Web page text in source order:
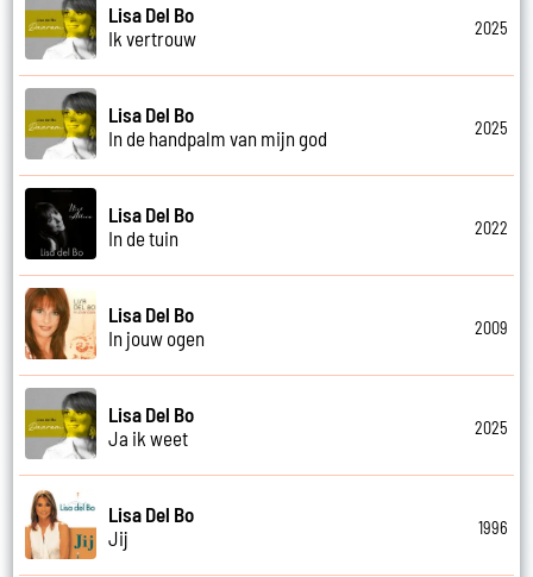
Lisa Del Bo
Ik vertrouw
2025
Lisa Del Bo
In de handpalm van mijn god
2025
Lisa Del Bo
In de tuin
2022
Lisa Del Bo
In jouw ogen
2009
Lisa Del Bo
Ja ik weet
2025
Lisa Del Bo
Jij
1996